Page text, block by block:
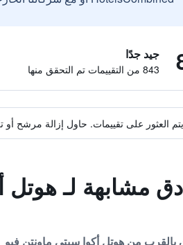
جيد جدًا
843 من التقييمات تم التحقق منها
العثور على تقييمات. حاول إزالة مرشح
مشابهة لـ هوتل
بالقرب من هوتل أكوا سيتي ماونتن فيو